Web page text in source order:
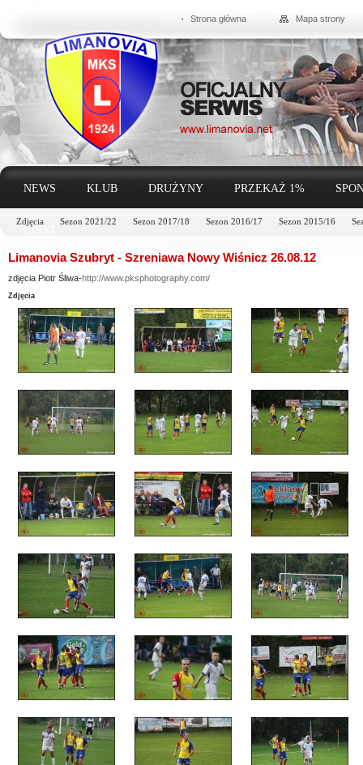
Strona główna Mapa strony
NEWS KLUB DRUŻYNY PRZEKAŻ 1%
Zdjęcia Sezon 2021/22 Sezon 2017/18 Sezon 2016/17 Sezon 2015/16
LINKI
Limanovia Szubryt - Szreniawa Nowy Wiśnicz 26.08.12
zdjęcia Piotr Śliwa-http://www.pksphotography.com/
Zdjęcia